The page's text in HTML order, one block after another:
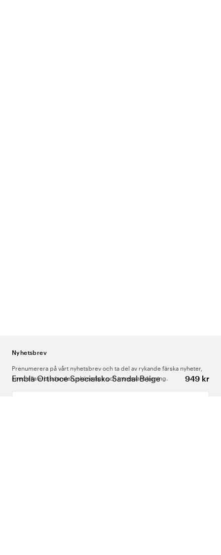
Embla Orthoce Specialsko Sandal Beige 949 kr
Nyhetsbrev
Prenumerera på vårt nyhetsbrev och ta del av rykande färska nyheter,
speciella erbjudanden, sköna tips och intressant läsning.
Ange din e-postadress